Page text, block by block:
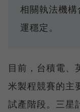
相關執法機
運穩定。
目前，台積電、
米製程競賽的主
試產階段。三星